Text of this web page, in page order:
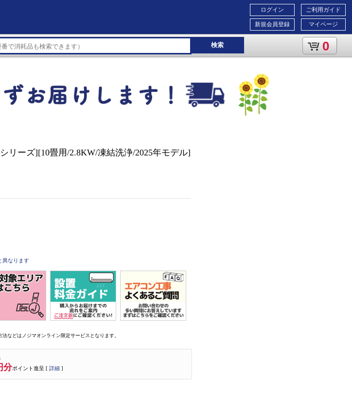
ご利用ガイド
マイページ
ログイン
新規会員登録
検索 0
リーズ][10畳用/2.8KW/凍結洗浄/2025年モデル]
異なります
などはノジマオンライン限定サービスとなります。
分ポイント進呈 [ 詳細 ]